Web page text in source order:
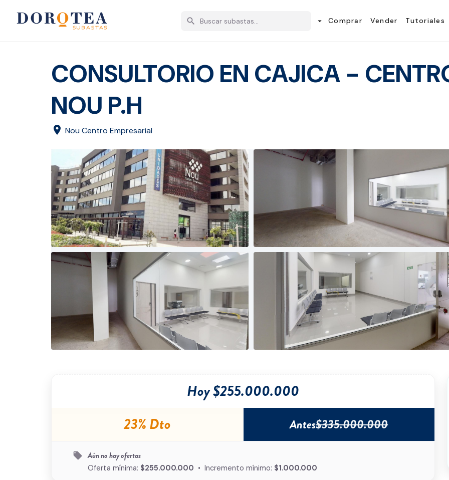
search arrow_drop_down Comprar Vender Tutoriales
CONSULTORIO EN CAJICA -
NOU P.H
location_on Nou Centro Empresarial
Hoy $255.000.000
23% Dto
Antes$335.000.000
local_offer Aún no hay ofertas
Oferta mínima: $255.000.000 • Incremento mínimo: $1.000.000